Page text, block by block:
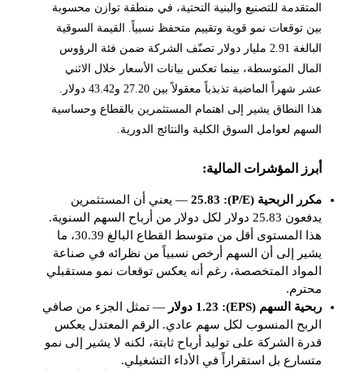
المتقدمة للتصنيع والبنية التحتية، في منطقة توازن محسوبة
بين توقعات نمو قوية وتقييم متحفظ نسبياً. القيمة السوقية
البالغة 2.91 مليار دولار تصنّف الشركة ضمن فئة الرؤوس
المال المتوسطة، بينما تعكس بيانات الأسعار خلال الاثني
عشر شهراً الماضية تذبذباً معقولاً بين 27.20 و43.42 دولار.
هذا النطاق يشير إلى اهتمام المستثمرين بالقطاع وحساسية
السهم لعوامل السوق الكلية والنتائج الدورية.
أبرز المؤشرات المالية:
مكرر الربحية (P/E): 25.83
— يعني أن المستثمرين
يدفعون 25.83 دولار لكل دولار من أرباح السهم السنوية.
هذا المستوى أقل من متوسط القطاع البالغ 30.39، ما
يشير إلى أن السهم أرخص نسبياً من نظرائه في صناعة
المواد المتخصصة، رغم أنه يعكس توقعات نمو مستقبلي
محترم.
ربحية السهم (EPS): 1.23 دولار
— تمثل الجزء من صافي
الربح المنسوب لكل سهم عادي. الرقم المعتدل يعكس
قدرة الشركة على توليد أرباح ثابتة، لكنه لا يشير إلى نمو
متسارع بل استقراراً في الأداء التشغيلي.